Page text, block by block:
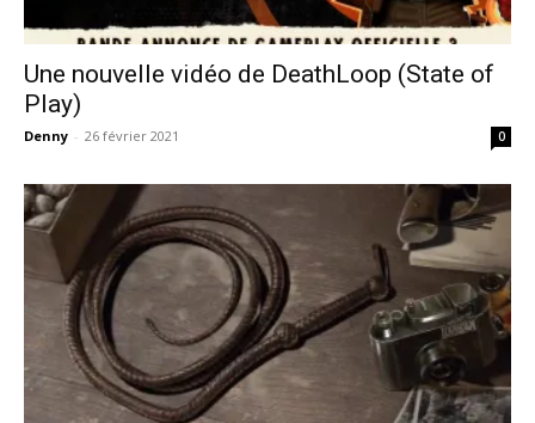
Une nouvelle vidéo de DeathLoop (State of
Play)
Denny - 26 février 2021 0